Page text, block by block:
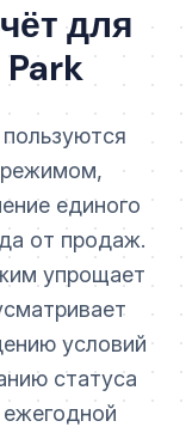
для
единого
от продаж.
упрощает
условий
статуса
ежегодной